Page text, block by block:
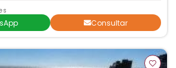
Consultar